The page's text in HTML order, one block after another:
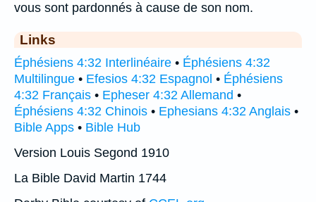
vous sont pardonnés à cause de son nom.
Links
Éphésiens 4:32 Interlinéaire • Éphésiens 4:32
Multilingue • Efesios 4:32 Espagnol • Éphésiens
4:32 Français • Epheser 4:32 Allemand •
Éphésiens 4:32 Chinois • Ephesians 4:32 Anglais •
Bible Apps • Bible Hub
Version Louis Segond 1910
La Bible David Martin 1744